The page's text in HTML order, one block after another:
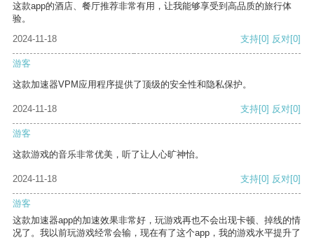
这款app的酒店、餐厅推荐非常有用，让我能够享受到高品质的旅行体
验。
2024-11-18
支持[0] 反对[0]
游客
这款加速器VPM应用程序提供了顶级的安全性和隐私保护。
2024-11-18 支持[0] 反对[0]
游客
这款游戏的音乐非常优美，听了让人心旷神怡。
2024-11-18 支持[0] 反对[0]
游客
这款加速器app的加速效果非常好，玩游戏再也不会出现卡顿、掉线的情
况了。我以前玩游戏经常会输，现在有了这个app，我的游戏水平提升了